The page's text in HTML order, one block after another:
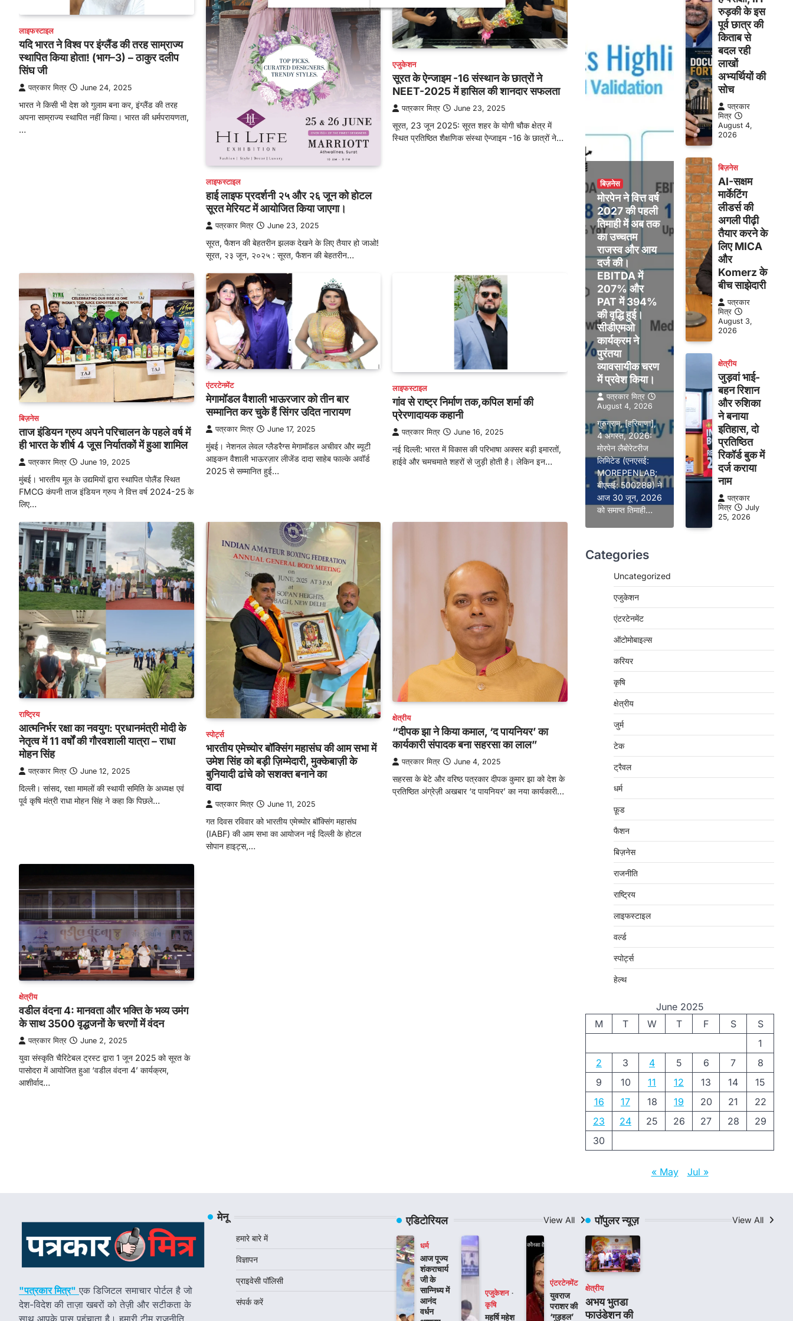
लाइफस्टाइल
यदि भारत ने विश्व पर इंग्लैंड की तरह साम्राज्य
स्थापित किया होता! (भाग–3) – ठाकुर दलीप
सिंघ जी
पत्रकार मित्र June 24, 2025
भारत ने किसी भी देश को गुलाम बना कर, इंग्लैंड की तरह
अपना साम्राज्य स्थापित नहीं किया। भारत की धर्मपरायणता,
…
लाइफस्टाइल
हाई लाइफ प्रदर्शनी २५ और २६ जून को होटल
सूरत मेरियट में आयोजित किया जाएगा।
पत्रकार मित्र June 23, 2025
सूरत, फैशन की बेहतरीन झलक देखने के लिए तैयार हो जाओ!
सूरत, २३ जून, २०२५ : सूरत, फैशन की बेहतरीन…
एजुकेशन
सूरत के ऐन्जाइम -16 संस्थान के छात्रों ने
NEET-2025 में हासिल की शानदार सफलता
पत्रकार मित्र June 23, 2025
सूरत, 23 जून 2025: सूरत शहर के योगी चौक क्षेत्र में
स्थित प्रतिष्ठित शैक्षणिक संस्था ऐन्जाइम -16 के छात्रों ने…
बिज़नेस
ताज इंडियन ग्रुप अपने परिचालन के पहले वर्ष में
ही भारत के शीर्ष 4 जूस निर्यातकों में हुआ शामिल
पत्रकार मित्र June 19, 2025
मुंबई। भारतीय मूल के उद्यमियों द्वारा स्थापित पोलैंड स्थित
FMCG कंपनी ताज इंडियन ग्रुप ने वित्त वर्ष 2024-25 के
लिए…
एंटरटेनमेंट
मेगामॉडल वैशाली भाऊरजार को तीन बार
सम्मानित कर चुके हैं सिंगर उदित नारायण
पत्रकार मित्र June 17, 2025
मुंबई। नेशनल लेवल ग्लैडरैग्स मेगामॉडल अचीवर और ब्यूटी
आइकन वैशाली भाऊरज़ार लीजेंड दादा साहेब फाल्के अवॉर्ड
2025 से सम्मानित हुई…
लाइफस्टाइल
गांव से राष्ट्र निर्माण तक,कपिल शर्मा की
प्रेरणादायक कहानी
पत्रकार मित्र June 16, 2025
नई दिल्ली: भारत में विकास की परिभाषा अक्सर बड़ी इमारतों,
हाईवे और चमचमाते शहरों से जुड़ी होती है। लेकिन इन…
राष्ट्रिय
आत्मनिर्भर रक्षा का नवयुग: प्रधानमंत्री मोदी के
नेतृत्व में 11 वर्षों की गौरवशाली यात्रा – राधा
मोहन सिंह
पत्रकार मित्र June 12, 2025
दिल्ली। सांसद, रक्षा मामलों की स्थायी समिति के अध्यक्ष एवं
पूर्व कृषि मंत्री राधा मोहन सिंह ने कहा कि पिछले…
स्पोर्ट्स
भारतीय एमेच्योर बॉक्सिंग महासंघ की आम सभा में
उमेश सिंह को बड़ी ज़िम्मेदारी, मुक्केबाज़ी के
बुनियादी ढांचे को सशक्त बनाने का
वादा
पत्रकार मित्र June 11, 2025
गत दिवस रविवार को भारतीय एमेच्योर बॉक्सिंग महासंघ
(IABF) की आम सभा का आयोजन नई दिल्ली के होटल
सोपान हाइट्स,…
क्षेत्रीय
“दीपक झा ने किया कमाल, ‘द पायनियर’ का
कार्यकारी संपादक बना सहरसा का लाल”
पत्रकार मित्र June 4, 2025
सहरसा के बेटे और वरिष्ठ पत्रकार दीपक कुमार झा को देश के
प्रतिष्ठित अंग्रेज़ी अखबार ‘द पायनियर’ का नया कार्यकारी…
क्षेत्रीय
वडील वंदना 4: मानवता और भक्ति के भव्य उमंग
के साथ 3500 वृद्धजनों के चरणों में वंदन
पत्रकार मित्र June 2, 2025
युवा संस्कृति चैरिटेबल ट्रस्ट द्वारा 1 जून 2025 को सूरत के
पासोदरा में आयोजित हुआ ‘वडील वंदना 4’ कार्यक्रम,
आशीर्वाद…
बिज़नेस
मोरपेन ने वित्त वर्ष
2027 की पहली
तिमाही में अब तक
का उच्चतम
राजस्व और आय
दर्ज की।
EBITDA में
207% और
PAT में 394%
की वृद्धि हुई।
सीडीएमओ
कार्यक्रम ने
पुरंतया
व्यावसायीक चरण
में प्रवेश किया।
पत्रकार मित्र
August 4, 2026
गुरुग्राम, [हरियाणा],
4 अगस्त, 2026:
मोरपेन लैबोरेटरीज
लिमिटेड (एनएसई:
MOREPENLAB;
बीएसई: 500288) ने
आज 30 जून, 2026
को समाप्त तिमाही…
रुड़की के इस
पूर्व छात्र की
किताब से
बदल रही
लाखों
अभ्यर्थियों की
सोच
पत्रकार
मित्र
August 4,
2026
बिज़नेस
AI-सक्षम
मार्केटिंग
लीडर्स की
अगली पीढ़ी
तैयार करने के
लिए MICA
और
Komerz के
बीच साझेदारी
पत्रकार
मित्र
August 3,
2026
क्षेत्रीय
जुड़वां भाई-
बहन रिशान
और रुशिका
ने बनाया
इतिहास, दो
प्रतिष्ठित
रिकॉर्ड बुक में
दर्ज कराया
नाम
पत्रकार
मित्र
July
25, 2026
Categories
Uncategorized
एजुकेशन
एंटरटेनमेंट
ऑटोमोबाइल्स
करियर
कृषि
क्षेत्रीय
जुर्म
टेक
ट्रैवल
धर्म
फ़ूड
फैशन
बिज़नेस
राजनीति
राष्ट्रिय
लाइफस्टाइल
वर्ल्ड
स्पोर्ट्स
हेल्थ
June 2025
M
T W T F S
S
1
2
3 4 5 6 7
8
9
10 11 12 13 14
15
16
17 18 19 20 21
22
23
24 25 26 27 28
29
30
« May Jul »
"पत्रकार मित्र" एक डिजिटल समाचार पोर्टल है जो
देश-विदेश की ताज़ा खबरों को तेज़ी और सटीकता के
मेनू
हमारे बारे में
विज्ञापन
प्राइवेसी पॉलिसी
संपर्क करें
एडिटोरियल View All
धर्म
आज पूज्य
शंकराचार्य
जी के
सान्निध्य में
आनंद
वर्धन
एजुकेशन
कृषि
महर्षि महेश
एंटरटेनमेंट
युवराज
पराशर की
‘गुड़हल’
पॉपुलर न्यूज़ View All
क्षेत्रीय
अभय भुतडा
फाउंडेशन की